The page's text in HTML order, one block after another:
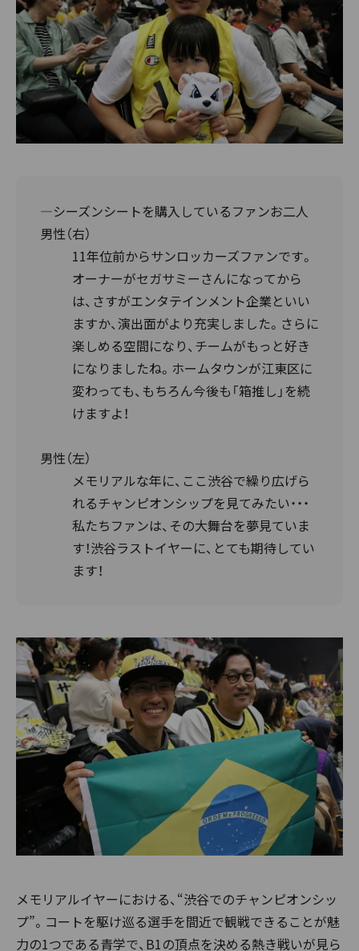
―シーズンシートを購入しているファンお二人
男性（右）
11年位前からサンロッカーズファンです。
オーナーがセガサミーさんになってから
は、さすがエンタテインメント企業といい
ますか、演出面がより充実しました。さらに
楽しめる空間になり、チームがもっと好き
になりましたね。ホームタウンが江東区に
変わっても、もちろん今後も「箱推し」を続
けますよ！
男性（左）
メモリアルな年に、ここ渋谷で繰り広げら
れるチャンピオンシップを見てみたい・・・
私たちファンは、その大舞台を夢見ていま
す！渋谷ラストイヤーに、とても期待してい
ます！
メモリアルイヤーにおける、“渋谷でのチャンピオンシッ
プ”。コートを駆け巡る選手を間近で観戦できることが魅
力の1つである青学で、B1の頂点を決める熱き戦いが見ら